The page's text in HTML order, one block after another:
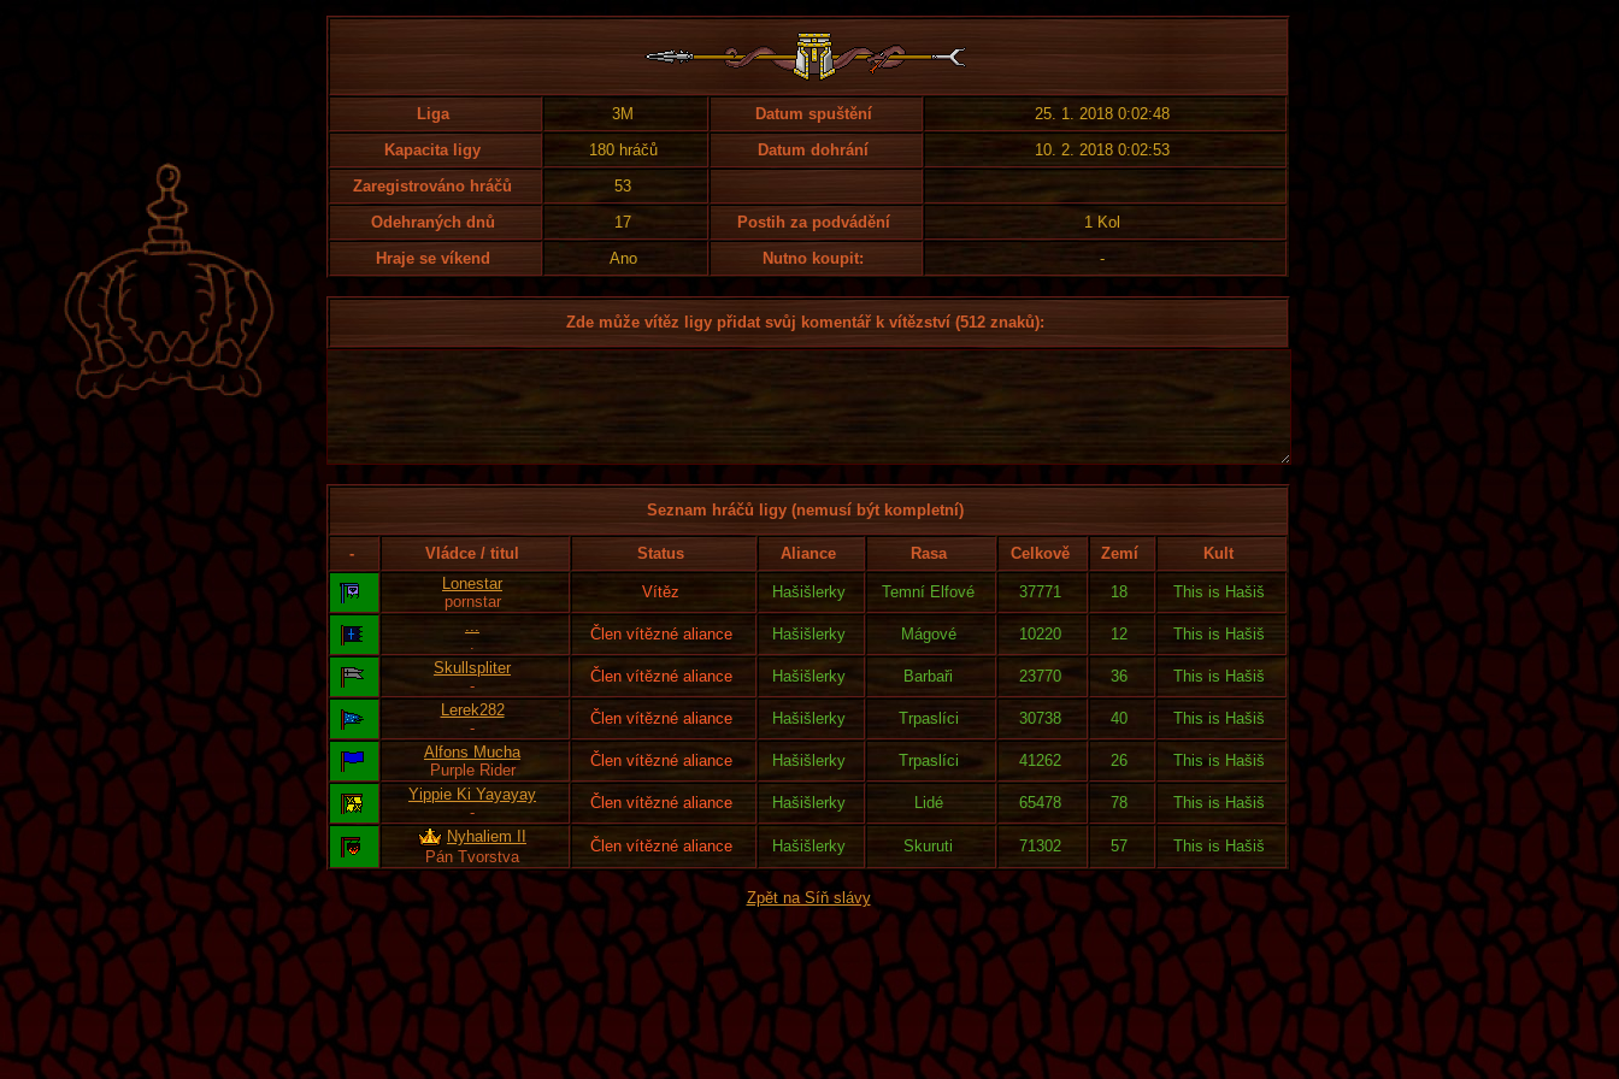
Liga 3M Datum spuštění
25. 1. 2018 0:02:48
Kapacita ligy
180 hráčů Datum dohrání
10. 2. 2018 0:02:53
Zaregistrováno hráčů
53
Odehraných dnů
17 Postih za podvádění
1 Kol
Hraje se víkend
Ano Nutno koupit: -
Zde může vítěz ligy přidat svůj komentář k vítězství (512 znaků):
Seznam hráčů ligy (nemusí být kompletní)
- Vládce / titul Status Aliance Rasa Celkově Zemí
Kult
Lonestar
pornstar
Vítěz Hašišlerky Temní Elfové 37771 18
This is Hašiš
...
.
Člen vítězné aliance Hašišlerky Mágové 10220 12
This is Hašiš
Skullspliter
-
Člen vítězné aliance Hašišlerky Barbaři 23770 36
This is Hašiš
Lerek282
-
Člen vítězné aliance Hašišlerky Trpaslíci 30738 40
This is Hašiš
Alfons Mucha
Purple Rider
Člen vítězné aliance Hašišlerky Trpaslíci 41262 26
This is Hašiš
Yippie Ki Yayayay
-
Člen vítězné aliance Hašišlerky Lidé 65478 78
This is Hašiš
Nyhaliem II
Pán Tvorstva
Člen vítězné aliance Hašišlerky Skuruti 71302 57 This is Hašiš
Zpět na Síň slávy